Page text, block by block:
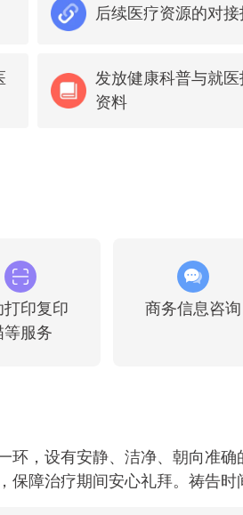
宋士军 肿瘤科首席专家
主任医师
后续医疗资源的对接
发放健康科普与就医
资料
打印复印
等服务
商务信息咨询
环，设有安静、洁净、朝向准确
保障治疗期间安心礼拜。祷告时